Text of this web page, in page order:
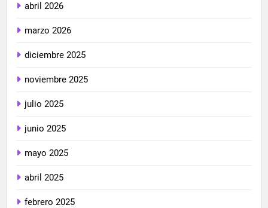
abril 2026
marzo 2026
diciembre 2025
noviembre 2025
julio 2025
junio 2025
mayo 2025
abril 2025
febrero 2025